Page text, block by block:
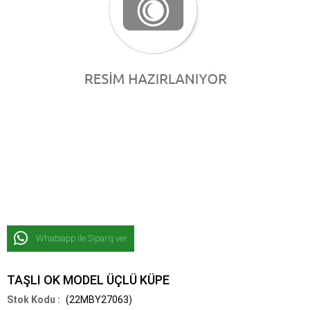
Whatsapp İle Sipariş ver
TAŞLI OK MODEL ÜÇLÜ KÜPE
(22MBY27063)